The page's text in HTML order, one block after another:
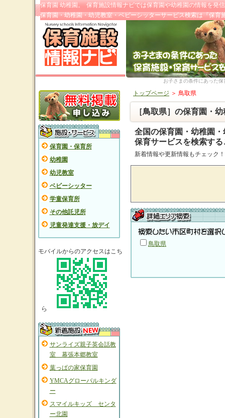
保育園 幼稚園。 保育施設情報ナビでは保育園や幼稚園の情報を発
保育園・幼稚園・幼児教室・ベビーシッターサービス検索は『保育
お子さまの条件にあった保
保育園・保育所
幼稚園
幼児教室
ベビーシッター
学童保育所
その他託児所
児童発達支援・放デイ
モバイルからのアクセスはこち
ら
サンライズ親子英会話教
室 幕張本郷教室
葉っぱの家保育園
YMCAグローバルキンダ
ー
スマイルキッズ センタ
ー北園
トップページ ＞ 鳥取県
［鳥取県］の保育園・
全国の保育園・幼稚園
保育サービスを検索す
新着情報や更新情報もチェック
鳥取県